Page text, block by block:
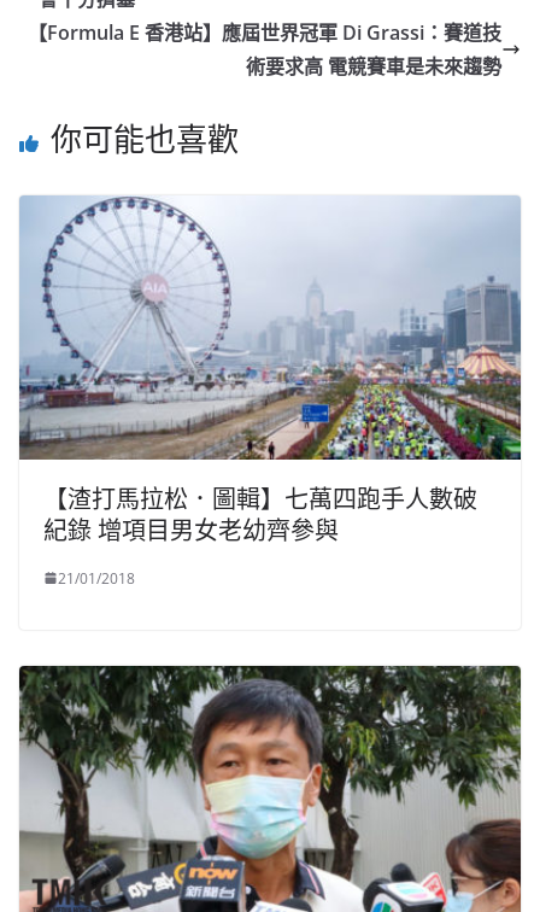
【Formula E 香港站】應屆世界冠軍 Di Grassi：賽道技
術要求高 電競賽車是未來趨勢
你可能也喜歡
【渣打馬拉松．圖輯】七萬四跑手人數破
紀錄 增項目男女老幼齊參與
21/01/2018